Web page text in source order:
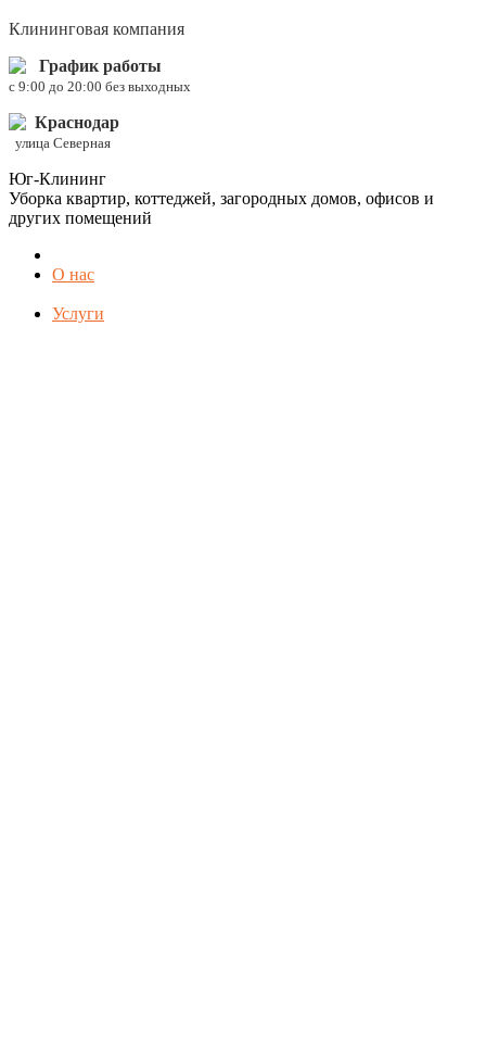
Клининговая компания
График работы
c 9:00 до 20:00 без выходных
Краснодар
улица Северная
Юг-Клининг
Уборка квартир, коттеджей, загородных домов, офисов и
других помещений
О нас
Услуги